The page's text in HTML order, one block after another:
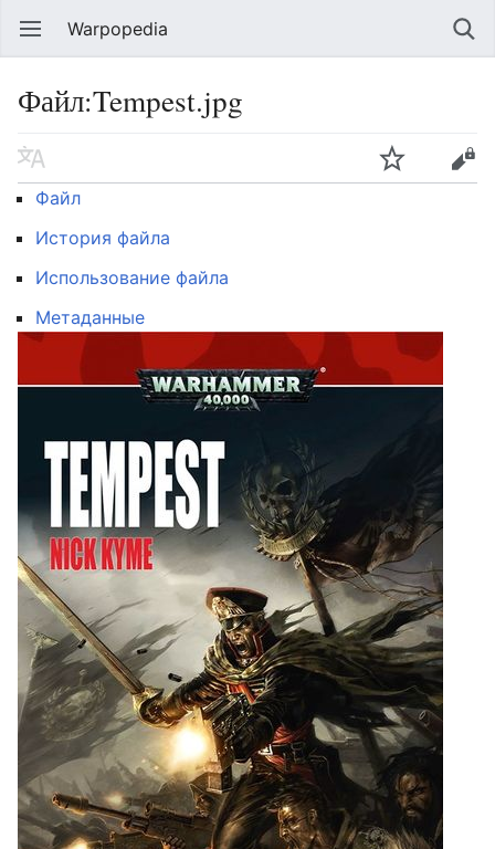
Warpopedia
Файл:Tempest.jpg
Файл
История файла
Использование файла
Метаданные